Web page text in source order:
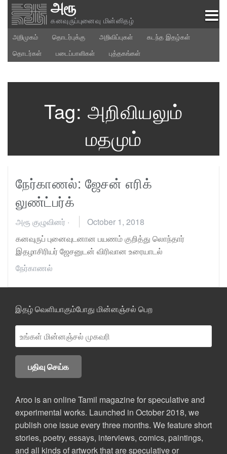
Skip
content
அரூ
கனவுருப்புனைவு மின்னிதழ்
அறிமுகம் தொடர்புக்கு அறிவிப்புகள்
கடந்த இதழ்கள்
தொடர்கள்
படைப்பாளிகள் புத்தகங்கள்
Tag: அறிவியலும்
மதமும்
நேர்காணல்: ஜேசன் எரிக்
லுண்ட்பர்க்
அரூ குழுவினர் ·
October 1, 2018
கனவுருப் புனைவுடனான பயணம் குறித்து லொந்தார்
இதழாசிரியர் ஜேசனுடன் விரிவான உரையாடல்
நேர்காணல்
இதழ் வெளியாகும்போது மின்னஞ்சல் பெற
Aroo is an online Tamil magazine for speculative and
experimental works. Launched in October 2018, we
publish one issue every three months. We feature short
stories, poetry, essays, interviews, comics, paintings,
and all kinds of artwork that are speculative or